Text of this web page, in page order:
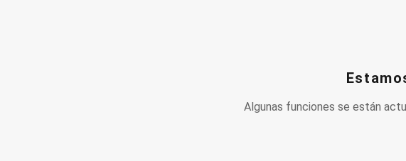
Algunas funciones se están